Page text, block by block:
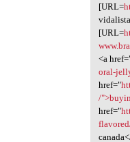
[URL=
[URL=
<a
oral-
href="
/
href="